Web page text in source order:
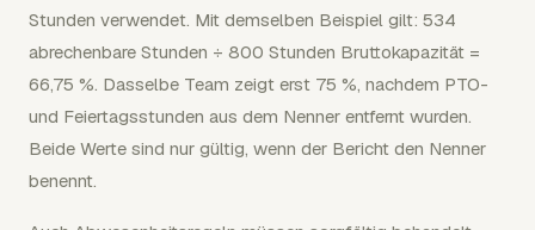
Stunden verwendet. Mit demselben Beispiel gilt: 534
abrechenbare Stunden ÷ 800 Stunden Bruttokapazität =
66,75 %. Dasselbe Team zeigt erst 75 %, nachdem PTO-
und Feiertagsstunden aus dem Nenner entfernt wurden.
Beide Werte sind nur gültig, wenn der Bericht den Nenner
benennt.